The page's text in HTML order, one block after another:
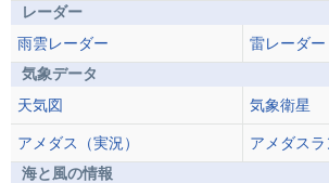
レーダー
雨雲レーダー
雷レーダー
気象データ
天気図
気象衛星
アメダス（実況）
アメダス
海と風の情報